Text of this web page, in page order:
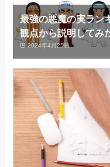
最強の悪魔の実ラン
観点から説明してみ
2024年4月25日